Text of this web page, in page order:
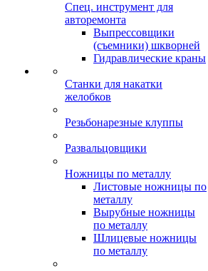
Спец. инструмент для
авторемонта
Выпрессовщики
(съемники) шкворней
Гидравлические краны
Станки для накатки
желобков
Резьбонарезные клуппы
Развальцовщики
Ножницы по металлу
Листовые ножницы по
металлу
Вырубные ножницы
по металлу
Шлицевые ножницы
по металлу